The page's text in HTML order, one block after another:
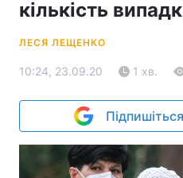
кількість
ЛЕСЯ ЛЕЩЕНКО
10:24, 23.09.20 1 хв.